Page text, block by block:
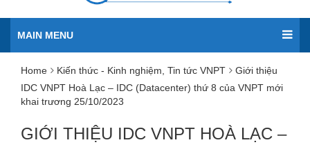
MAIN MENU
Home Kiến thức - Kinh nghiệm Tin tức VNPT
Giới thiệu
IDC VNPT Hoà Lạc – IDC (Datacenter) thứ 8 của VNPT mới
khai trương 25/10/2023
GIỚI THIỆU IDC VNPT HOÀ LẠC –